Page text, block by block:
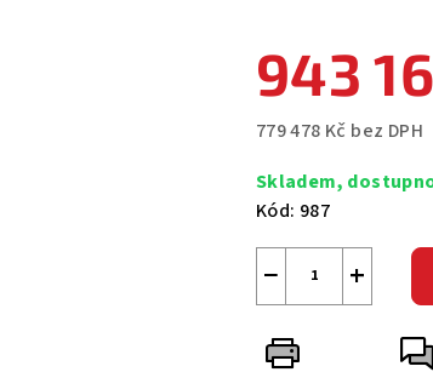
943
779 478 Kč bez DPH
cena:
Skladem,
Kód: 987
+
−